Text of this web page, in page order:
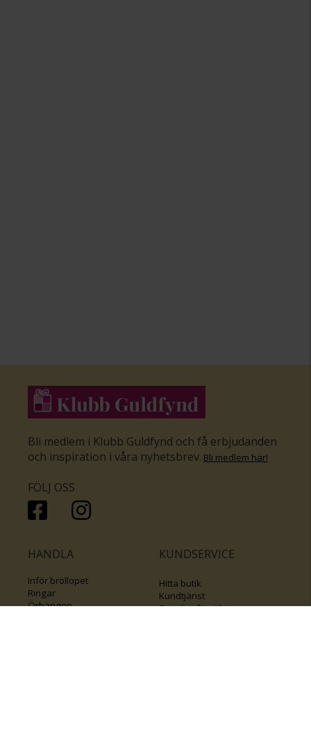
Bli medlem i Klubb Guldfynd och få erbjudanden
och inspiration i våra nyhetsbrev. Bli medlem här!
FÖLJ OSS
HANDLA
Inför bröllopet
Ringar
Örhängen
KUNDSERVICE
Hitta butik
Kundtjänst
Smyckesförsäkringar